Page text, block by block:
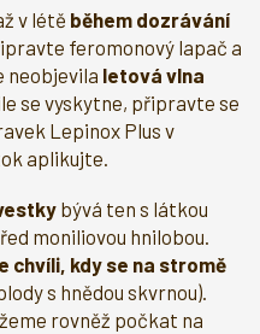
v létě během dozrávání
feromonový lapač a
neobjevila letová vlna
se vyskytne, připravte se
Lepinox Plus v
aplikujte.
bývá ten s látkou
moniliovou hnilobou.
chvíli, kdy se na stromě
s hnědou skvrnou).
rovněž počkat na